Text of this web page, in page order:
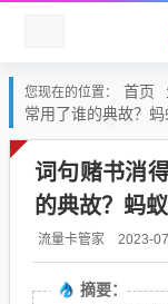
您现在的位置： 首页
常用了谁的典故？
词句赌书消
的典故？蚂
流量卡管家 2023-
摘要：